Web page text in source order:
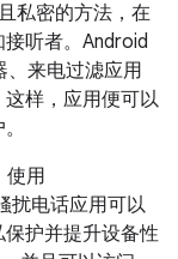
私密的方法，在
听者。Android
、来电过滤应用
样，应用便可以
使用
扰电话应用可以
护并提升设备性